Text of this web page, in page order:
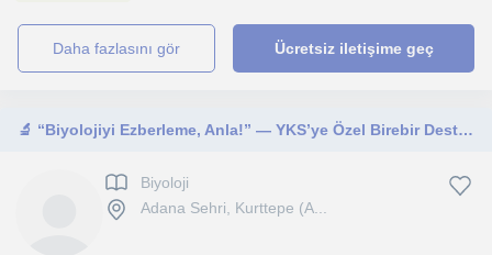
daha fazlasını gör Ücretsiz iletişime geç
🔬 “Biyolojiyi Ezberleme, Anla!” — YKS’ye Özel Birebir Destek 🧠 “Biyoloji Gözünde Büyümesin!” İlk Ders Ücretsiz 🎁
Biyoloji
Adana Sehri, Kurttepe (A...